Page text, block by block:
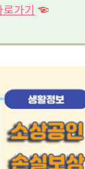
가기 ☜